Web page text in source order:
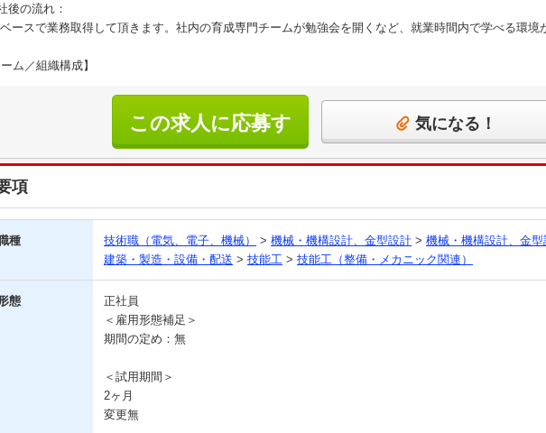
後の流れ：
ースで業務取得して頂きます。社内の育成専門チームが勉強会を開くなど、就業時間内で学べる環境
ーム／組織構成】
この求人に応募す
る
気になる！
項
種 技術職（電気、電子、機械） > 機械・機構設計、金型設計 > 機械・機構設計、金型
建築・製造・設備・配送 > 技能工 > 技能工（整備・メカニック関連）
態
正社員
＜雇用形態補足＞
期間の定め：無
＜試用期間＞
2ヶ月
変更無